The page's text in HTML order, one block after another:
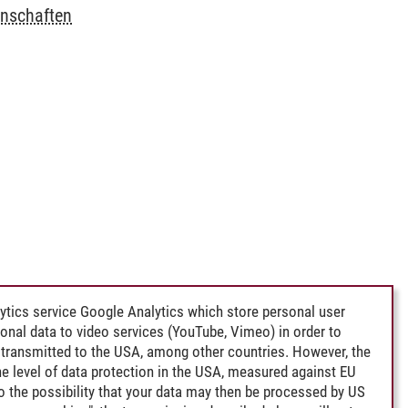
service Google Analytics which store personal user
data to video services (YouTube, Vimeo) in order to
to the USA, among other countries. However, the
level of data protection in the USA, measured against EU
possibility that your data may then be processed by US